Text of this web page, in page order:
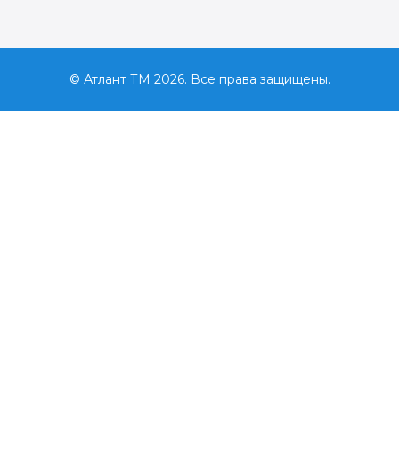
© Атлант ТМ 2026. Все права защищены.